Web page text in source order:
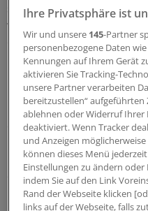
sollen. Für diese
wird eine mindestens 50-
empfohlen, wenn der
niedrig ist.
In den aktualisierten
Risikogruppen noch
der Patienten mit einem
Risiko zählen nun auch
Patienten mit
durch eine
Ultraschall. Menschen
Ihre Privatsphäre ist
Wir und unsere 145-Partner
personenbezogene Daten
Kennungen auf Ihrem Gerät
aktivieren Sie Tracking-
unsere Partner verarbeiten
bereitzustellen“ aufgeführten
ablehnen oder Widerruf Ihrer
deaktiviert. Wenn Tracker
und Anzeigen
können dieses Menü
Einstellungen zu ändern
indem Sie auf den Link
Rand der Webseite klicken
links auf der Webseite, falls